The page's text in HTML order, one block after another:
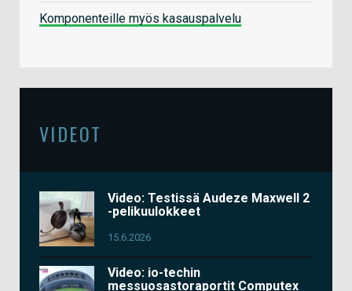
Komponenteille myös kasauspalvelu
VIDEOT
Video: Testissä Audeze Maxwell 2
-pelikuulokkeet
15.6.2026
Video: io-techin
messuosastoraportit Computex